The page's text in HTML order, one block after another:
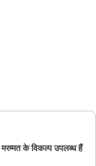
के विकल्प उपलब्ध हैं